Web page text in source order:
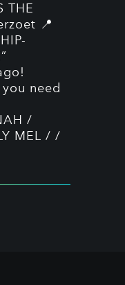
THE
📍
need
/
MEL / /